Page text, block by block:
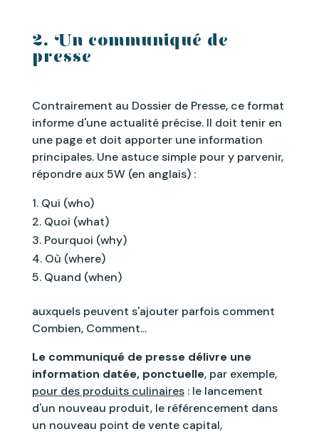
2. Un communiqué de
presse
Contrairement au Dossier de Presse, ce format
informe d'une actualité précise. Il doit tenir en
une page et doit apporter une information
principales. Une astuce simple pour y parvenir,
répondre aux 5W (en anglais) :
Qui (who)
Quoi (what)
Pourquoi (why)
Où (where)
Quand (when)
auxquels peuvent s'ajouter parfois comment
Combien, Comment...
Le communiqué de presse délivre une
information datée, ponctuelle, par exemple,
pour des produits culinaires: le lancement
d'un nouveau produit, le référencement dans
un nouveau point de vente capital,